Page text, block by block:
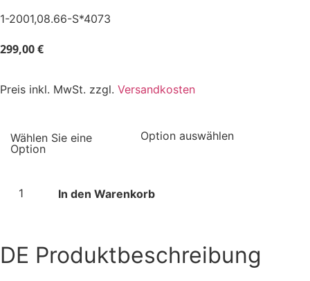
1-2001,08.66-S*4073
299,00€
Preis inkl. MwSt. zzgl. Versandkosten
In den Warenkorb
DE Produktbeschreibung